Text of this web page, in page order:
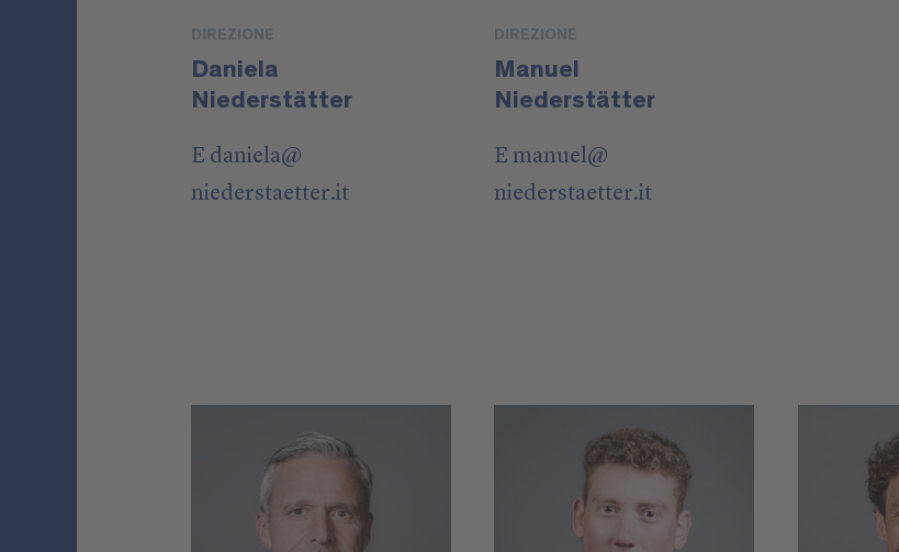
DIREZIONE
Daniela
Niederstätter
E daniela@
niederstaetter.it
DIREZIONE
Manuel
Niederstätter
E manuel@
niederstaetter.it